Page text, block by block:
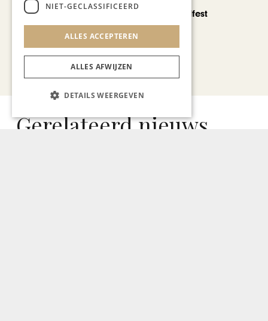
Noorbeek Foodfest
Bekijk alle artikelen
Gerelateerd nieuws
NIET-GECLASSIFICEERD
ALLES ACCEPTEREN
ALLES AFWIJZEN
DETAILS WEERGEVEN